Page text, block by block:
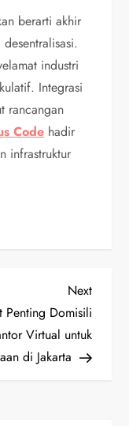
berarti akhir
industri
Integrasi
rancangan
Code hadir
infrastruktur
Next
Post
Next
Penting Domisili
Virtual untuk
di Jakarta